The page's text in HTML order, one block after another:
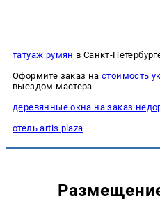
татуаж румян в Санкт-
Оформите заказ настоимость
выездом мастера
деревянные окна на заказ
отель artis plaza